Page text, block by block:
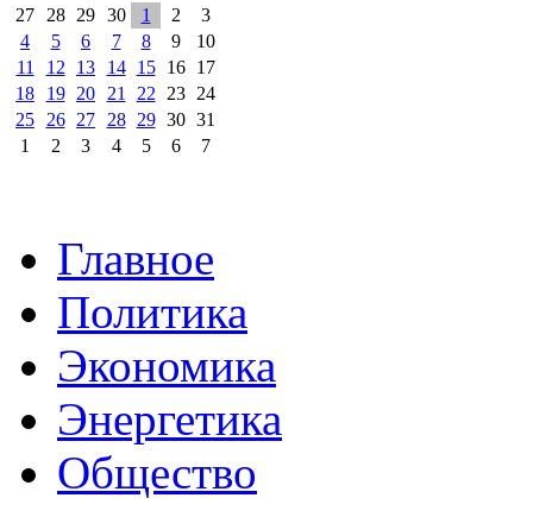
27
28 29 30 1 2
3
4
5 6 7 8 9
10
11
12 13 14 15 16
17
18
19 20 21 22 23
24
25
26 27 28 29 30 31
1
2 3 4 5 6 7
Главное
Политика
Экономика
Энергетика
Общество